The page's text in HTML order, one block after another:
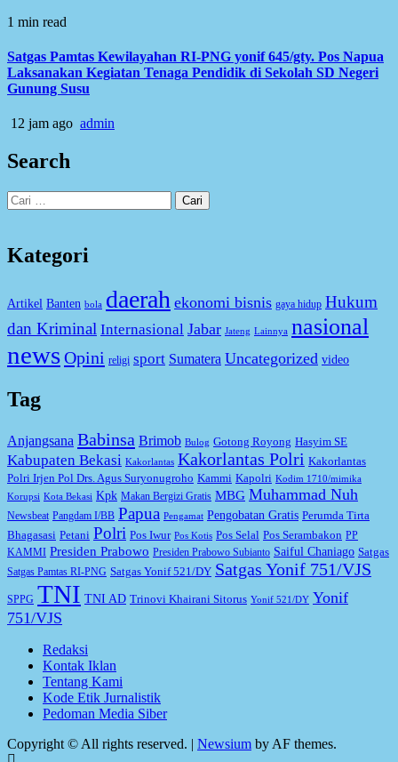
1 min read
Satgas Pamtas Kewilayahan RI-PNG yonif 645/gty. Pos Napua
Laksanakan Kegiatan Tenaga Pendidik di Sekolah SD Negeri
Gunung Susu
12 jam ago admin
Search
Cari
untuk:
Kategori
Artikel Banten bola daerah ekonomi bisnis gaya hidup Hukum
dan Kriminal Internasional Jabar Jateng Lainnya nasional
newsOpini religi sport Sumatera Uncategorized video
Tag
Anjangsana Babinsa Brimob Bulog Gotong Royong Hasyim SE
Kabupaten Bekasi Kakorlantas Kakorlantas Polri Kakorlantas
Polri Irjen Pol Drs. Agus Suryonugroho Kammi Kapolri Kodim 1710/mimika
Korupsi Kota Bekasi Kpk Makan Bergizi Gratis MBG Muhammad Nuh
Newsbeat Pangdam I/BB Papua Pengamat Pengobatan Gratis Perumda Tirta
Bhagasasi Petani Polri Pos Iwur Pos Kotis Pos Selal Pos Serambakon PP
KAMMI Presiden Prabowo Presiden Prabowo Subianto Saiful Chaniago Satgas
Satgas Pamtas RI-PNG Satgas Yonif 521/DY Satgas Yonif 751/VJS
SPPG TNI TNI AD Trinovi Khairani Sitorus Yonif 521/DY Yonif
751/VJS
Redaksi
Kontak Iklan
Tentang Kami
Kode Etik Jurnalistik
Pedoman Media Siber
Copyright © All rights reserved. | Newsium by AF themes.